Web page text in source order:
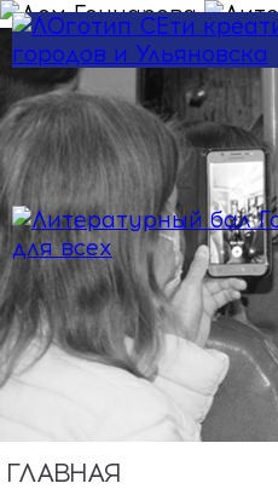
Перейти к основному
ГЛАВНАЯ